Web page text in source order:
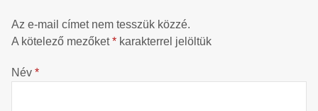
Az e-mail címet nem tesszük közzé.
A kötelező mezőket* karakterrel jelöltük
Név *